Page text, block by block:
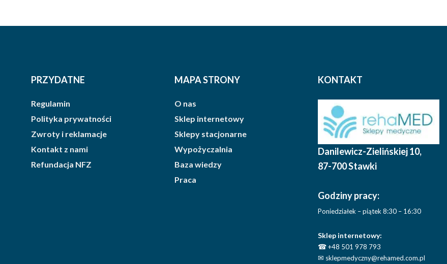
PRZYDATNE
Regulamin
Polityka prywatności
Zwroty i reklamacje
Kontakt z nami
Refundacja NFZ
MAPA STRONY
O nas
Sklep internetowy
Sklepy stacjonarne
Wypożyczalnia
Baza wiedzy
Praca
KONTAKT
Danilewicz-Zielińskiej 10,
87-700 Stawki
Godziny pracy:
Poniedziałek – piątek 8:30 – 16:30
Sklep internetowy:
☎+48 501 978 793
✉ sklepmedyczny@rehamed.com.pl